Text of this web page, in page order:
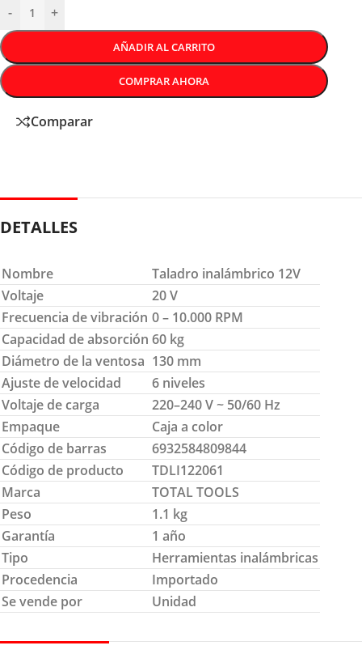
- +
AÑADIR AL CARRITO
COMPRAR AHORA
Comparar
DETALLES
Nombre
Taladro inalámbrico 12V
Voltaje
20 V
Frecuencia de vibración 0 – 10.000 RPM
Capacidad de absorción 60 kg
Diámetro de la ventosa 130 mm
Ajuste de velocidad
6 niveles
Voltaje de carga
220–240 V ~ 50/60 Hz
Empaque
Caja a color
Código de barras
6932584809844
Código de producto
TDLI122061
Marca
TOTAL TOOLS
Peso
1.1 kg
Garantía
1 año
Tipo
Herramientas inalámbricas
Procedencia
Importado
Se vende por
Unidad